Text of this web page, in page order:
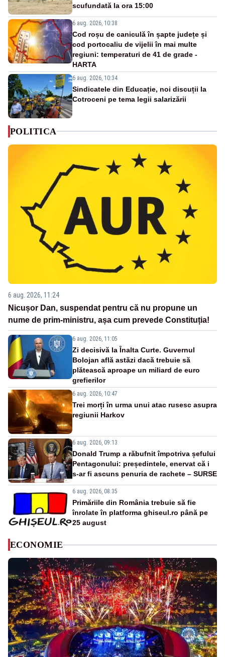
scufundată la ora 15:00
6 aug. 2026, 10:38
Cod roșu de caniculă în șapte județe și
cod portocaliu de vijelii în mai multe
regiuni: temperaturi de 41 de grade -
HARTA
6 aug. 2026, 10:34
Sindicatele din Educație, noi discuții la
Cotroceni pe tema legii salarizării
POLITICA
6 aug. 2026, 11:24
Nicușor Dan, suspendat pentru că nu propune un
nume de prim-ministru, așa cum prevede Constituția!
6 aug. 2026, 11:05
Zi decisivă la Înalta Curte. Guvernul
Bolojan află astăzi dacă trebuie să
plătească aproape un miliard de euro
grefierilor
6 aug. 2026, 10:47
Trei morți în urma unui atac rusesc asupra
regiunii Harkov
6 aug. 2026, 09:13
Donald Trump a răbufnit împotriva șefului
Pentagonului: președintele, enervat că i
s-ar fi ascuns penuria de rachete – SURSE
6 aug. 2026, 08:35
Primăriile din România trebuie să fie
înrolate în platforma ghiseul.ro până pe
25 august
ECONOMIE